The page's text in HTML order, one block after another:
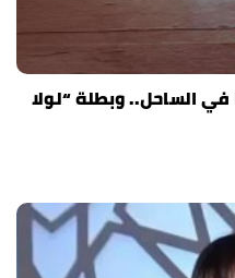
الساحل.. وبطلة “لولا